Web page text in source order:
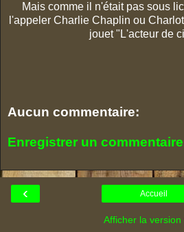
Mais comme il n'était pas sous
l'appeler Charlie Chaplin ou
jouet "L'acteur de
Aucun commentaire:
Enregistrer un commentaire
‹ Accueil
Afficher la version